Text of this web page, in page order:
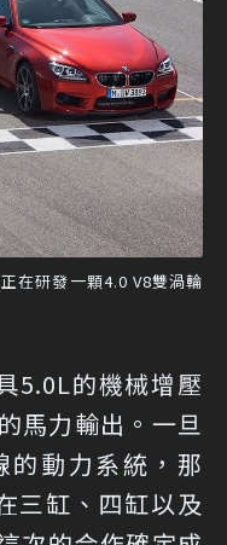
在研發一顆4.0 V8雙渦輪
5.0L的機械增壓
馬力輸出。一旦
的動力系統，那
三缸、四缸以及